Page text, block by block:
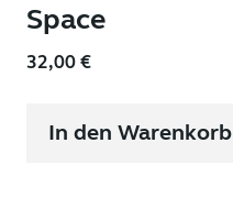
Space
32,00€
In den Warenkorb